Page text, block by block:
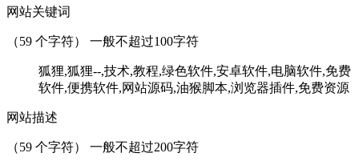
网站关键词
（59 个字符） 一般不超过100字符
狐狸,狐狸--,技术,教程,绿色软件,安卓软件,电脑软件,免费
软件,便携软件,网站源码,油猴脚本,浏览器插件,免费资源
网站描述
（59 个字符） 一般不超过200字符